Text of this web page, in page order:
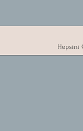
Hepsini